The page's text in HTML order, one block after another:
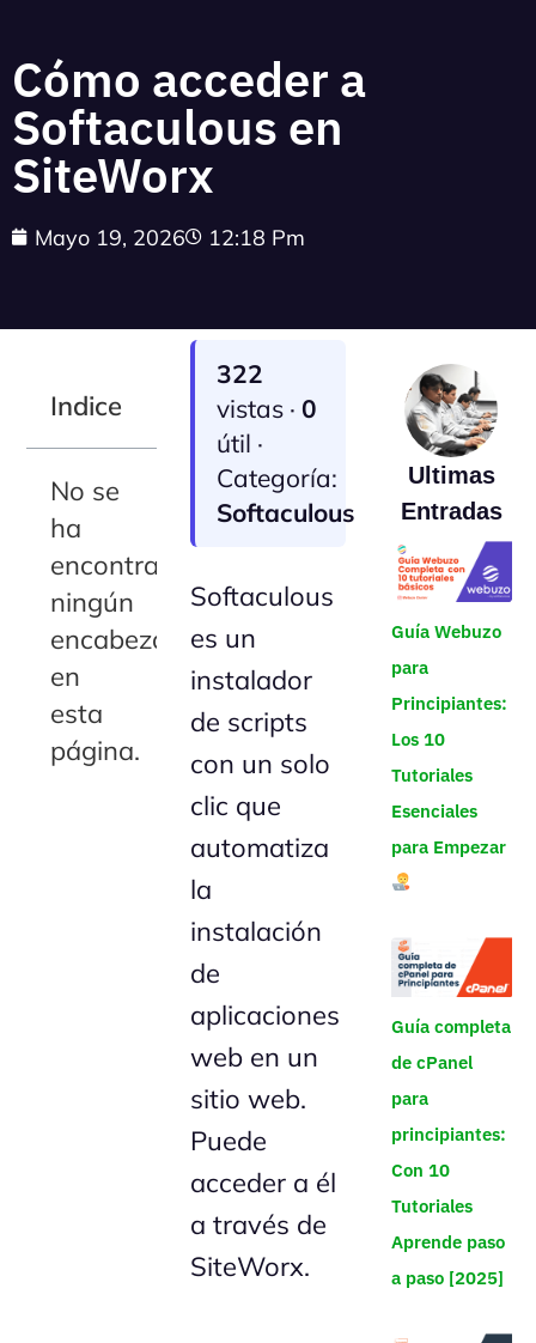
Cómo acceder a
Softaculous en
SiteWorx
Mayo 19, 2026 12:18 Pm
Indice
No se
ha
encontrado
ningún
encabezado
en
esta
página.
322
vistas ·0
útil ·
Categoría:
Softaculous
Softaculous
es un
instalador
de scripts
con un solo
clic que
automatiza
la
instalación
de
aplicaciones
web en un
sitio web.
Puede
acceder a él
a través de
SiteWorx.
Ultimas
Entradas
Guía Webuzo
para
Principiantes:
Los 10
Tutoriales
Esenciales
para Empezar
Guía completa
de cPanel
para
principiantes:
Con 10
Tutoriales
Aprende paso
a paso [2025]